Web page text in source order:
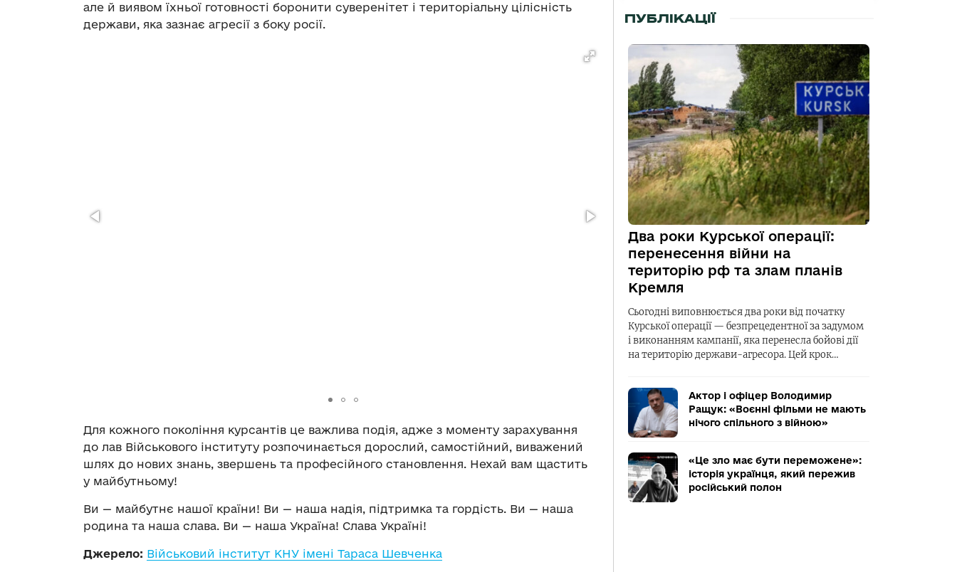
але й виявом їхньої готовності боронити суверенітет і територіальну цілісність
держави, яка зазнає агресії з боку росії.
Для кожного покоління курсантів це важлива подія, адже з моменту зарахування
до лав Військового інституту розпочинається дорослий, самостійний, виважений
шлях до нових знань, звершень та професійного становлення. Нехай вам щастить
у майбутньому!
Ви — майбутнє нашої країни! Ви — наша надія, підтримка та гордість. Ви — наша
родина та наша слава. Ви — наша Україна! Слава Україні!
Джерело: Військовий інститут КНУ імені Тараса Шевченка
ПУБЛІКАЦІЇ
Два роки Курської операції:
перенесення війни на
територію рф та злам планів
Кремля
Сьогодні виповнюється два роки від початку
Курської операції — безпрецедентної за задумом
і виконанням кампанії, яка перенесла бойові дії
на територію держави-агресора. Цей крок…
Актор і офіцер Володимир
Ращук: «Воєнні фільми не мають
нічого спільного з війною»
«Це зло має бути переможене»:
історія українця, який пережив
російський полон